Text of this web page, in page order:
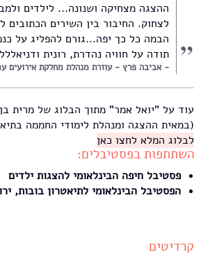
ההצגה מצחיקה ושנונה... לילדים
לצחוק. החיבור בין השירים הכתובים
הבמה כל כך יפה...גורם להפליג על
תודה על חוויה נהדרת, רונית
אביבה פרץ - עוזרת מנהלת מחלקת אירועים
עוד על "יואל אמר" מתוך הבלוג של מרית
(במאית ההצגה ומנהלת לימודי החממה
לבלוג המלא לחצו כאן
השתתפות בפסטיבלים:
פסטיבל חיפה הבינלאומי להצגות ילדים
הפסטיבל הבינלאומי לתיאטרון בובות,
קרדיטים